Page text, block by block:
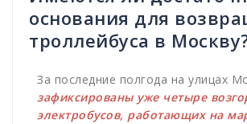
основания для
троллейбуса в
За последние полгода на улицах
зафиксированы уже четыре
электробусов, работающих на